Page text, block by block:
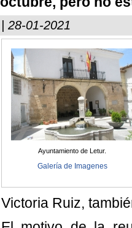
| 28-01-2021
Ayuntamiento de Letur.
Galería de Imagenes
Victoria Ruiz,